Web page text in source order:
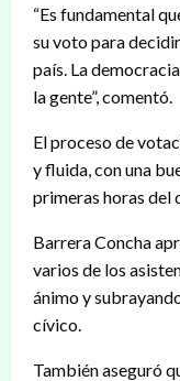
“Es fundamental
su voto para
país. La
la gente”, comentó.
El proceso de
y fluida, con una
primeras horas del
Barrera Concha
varios de los
ánimo y
cívico.
También aseguró